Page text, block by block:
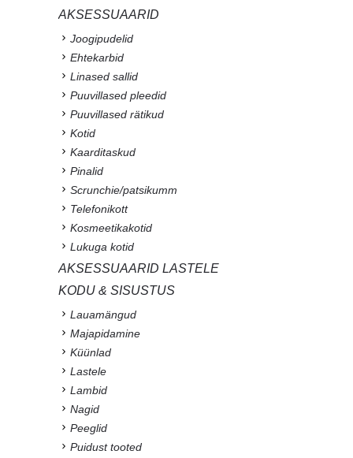
AKSESSUAARID
Joogipudelid
Ehtekarbid
Linased sallid
Puuvillased pleedid
Puuvillased rätikud
Kotid
Kaarditaskud
Pinalid
Scrunchie/patsikumm
Telefonikott
Kosmeetikakotid
Lukuga kotid
AKSESSUAARID LASTELE
KODU & SISUSTUS
Lauamängud
Majapidamine
Küünlad
Lastele
Lambid
Nagid
Peeglid
Puidust tooted